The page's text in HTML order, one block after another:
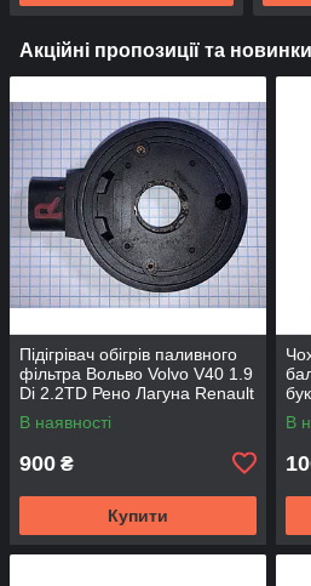
Акційні пропозиції та новинки
Підігрівач обігрів паливного
фільтра Вольво Volvo V40 1.9
Di 2.2TD Рено Лагуна Renault
Laguna Purflux
В наявності
900 ₴
Купити
В